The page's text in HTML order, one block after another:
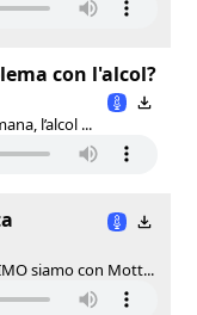
con l'alcol?
l’alcol ...
siamo con Mott...